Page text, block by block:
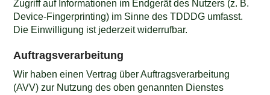
Zugriff auf Informationen im Endgerät des Nutzers (z. B.
Device-Fingerprinting) im Sinne des TDDDG umfasst.
Die Einwilligung ist jederzeit widerrufbar.
Auftragsverarbeitung
Wir haben einen Vertrag über Auftragsverarbeitung
(AVV) zur Nutzung des oben genannten Dienstes